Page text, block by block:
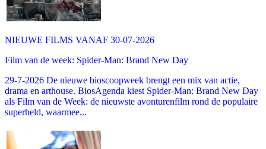
NIEUWE FILMS VANAF 30-07-2026
Film van de week: Spider-Man: Brand New Day
29-7-2026 De nieuwe bioscoopweek brengt een mix van actie,
drama en arthouse. BiosAgenda kiest Spider-Man: Brand New Day
als Film van de Week: de nieuwste avonturenfilm rond de populaire
superheld, waarmee...